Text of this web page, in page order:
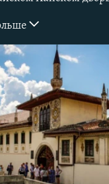
ПРОБЛЕМА КРЫМА
RFE/RL